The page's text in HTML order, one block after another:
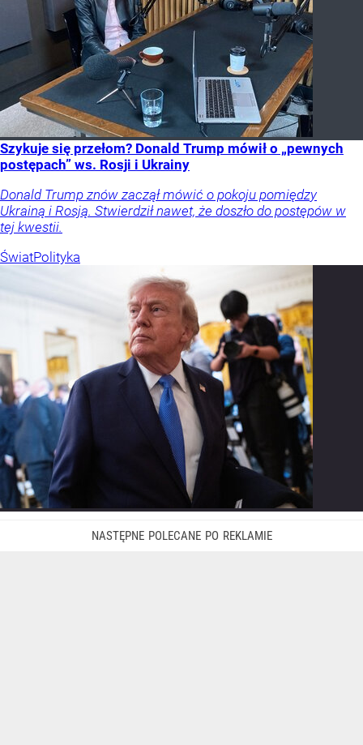
Szykuje się przełom? Donald Trump mówił o „pewnych
postępach” ws. Rosji i Ukrainy
Donald Trump znów zaczął mówić o pokoju pomiędzy
Ukrainą i Rosją. Stwierdził nawet, że doszło do postępów w
tej kwestii.
ŚwiatPolityka